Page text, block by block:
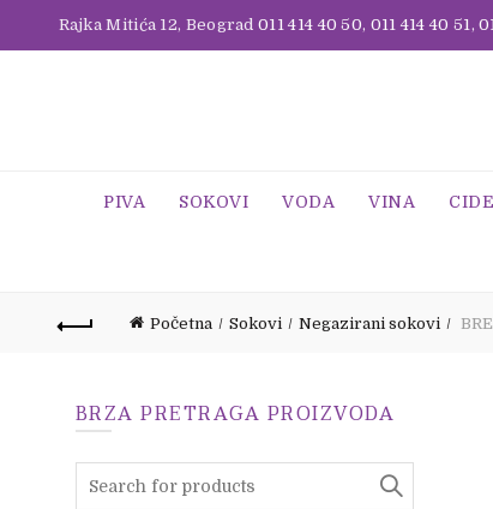
Rajka Mitića 12, Beograd011 414 40 50, 011 414 40 51,
PIVA SOKOVI VODA VINA
Početna Sokovi Negazirani sokovi
BRZA PRETRAGA PROIZVODA